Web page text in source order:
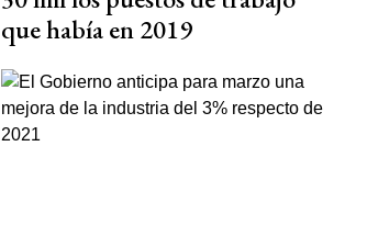
que había en 2019